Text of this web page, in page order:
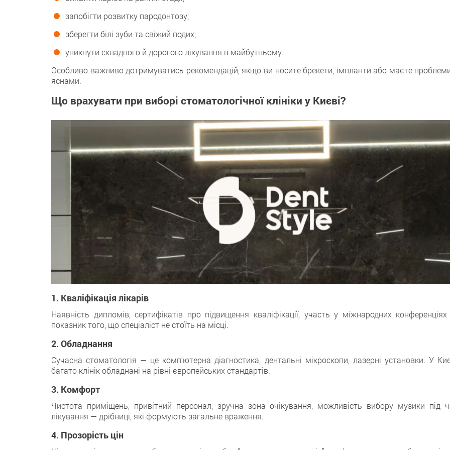
запобігти розвитку пародонтозу;
зберегти білі зуби та свіжий подих;
уникнути складного й дорогого лікування в майбутньому.
Особливо важливо дотримуватись рекомендацій, якщо ви носите брекети, імпланти або маєте
яснами.
Що врахувати при виборі стоматологічної клініки у Києві?
1. Кваліфікація лікарів
Наявність дипломів, сертифікатів про підвищення кваліфікації, участь у міжнародних
показник того, що спеціаліст не стоїть на місці.
2. Обладнання
Сучасна стоматологія — це комп’ютерна діагностика, дентальні мікроскопи, лазерні установки. У
багато клінік обладнані на рівні європейських стандартів.
3. Комфорт
Чистота приміщень, привітний персонал, зручна зона очікування, можливість вибору музики під
лікування — дрібниці, які формують загальне враження.
4. Прозорість цін